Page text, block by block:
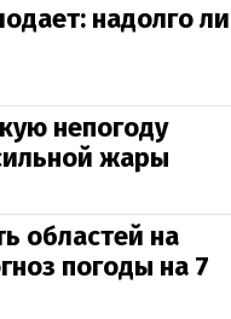
надолго ли
непогоду
жары
областей на
погоды на 7